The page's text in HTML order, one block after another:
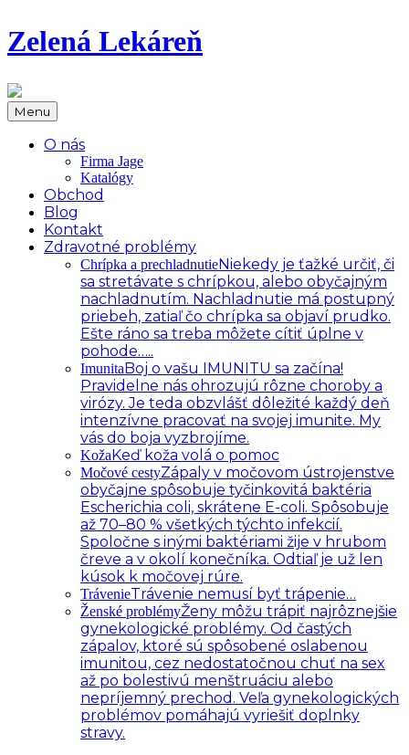
Zelená Lekáreň
Menu
O nás
Firma Jage
Katalógy
Obchod
Blog
Kontakt
Zdravotné problémy
Chrípka a prechladnutieNiekedy je ťažké určiť, či
sa stretávate s chrípkou, alebo obyčajným
nachladnutím. Nachladnutie má postupný
priebeh, zatiaľ čo chrípka sa objaví prudko.
Ešte ráno sa treba môžete cítiť úplne v
pohode…..
ImunitaBoj o vašu IMUNITU sa začína!
Pravidelne nás ohrozujú rôzne choroby a
virózy. Je teda obzvlášť dôležité každý deň
intenzívne pracovať na svojej imunite. My
vás do boja vyzbrojíme.
KožaKeď koža volá o pomoc
Močové cestyZápaly v močovom ústrojenstve
obyčajne spôsobuje tyčinkovitá baktéria
Escherichia coli, skrátene E-coli. Spôsobuje
až 70–80 % všetkých týchto infekcií.
Spoločne s inými baktériami žije v hrubom
čreve a v okolí konečníka. Odtiaľ je už len
kúsok k močovej rúre.
TrávenieTrávenie nemusí byť trápenie…
Ženské problémyŽeny môžu trápiť najrôznejšie
gynekologické problémy. Od častých
zápalov, ktoré sú spôsobené oslabenou
imunitou, cez nedostatočnou chuť na sex
až po bolestivú menštruáciu alebo
nepríjemný prechod. Veľa gynekologických
problémov pomáhajú vyriešiť doplnky
stravy.